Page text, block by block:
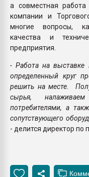
а совместная
компании и
многие вопросы,
качества и
предприятия.
- Работа на выставке
определенный круг
решить на месте.
сырья,
потребителями, а
сопутствующего
- делится директор по